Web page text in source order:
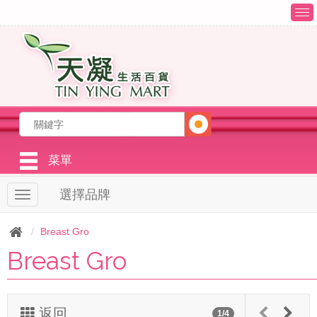
T
o
v
o
菜單
T
o
g
g
l
e
n
a
選擇品牌
Breast Gro
Breast Gro
返回 1/4